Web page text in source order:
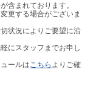
含まれております。
更する場合がございま
状況によりご要望に沿
にスタッフまでお申し
ールは こちら よりご確